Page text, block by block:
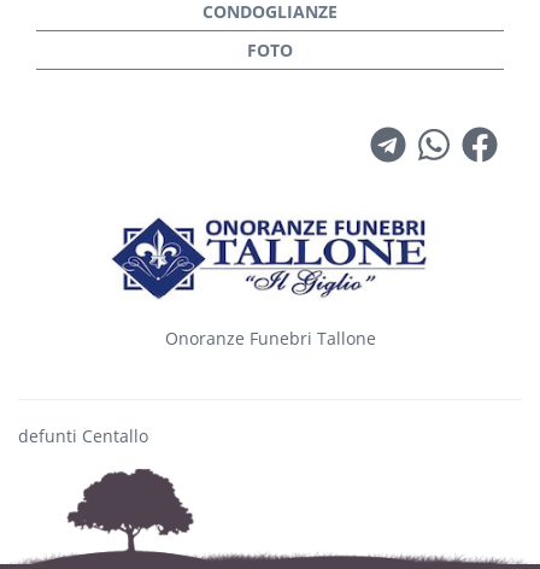
Onoranze Funebri Tallone
defunti Centallo